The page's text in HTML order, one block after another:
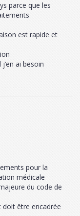
parce que les
est rapide et
ai besoin
pour la
médicale
du code de
doit être encadrée